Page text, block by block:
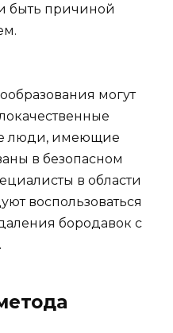
быть причиной
могут
люди, имеющие
в безопасном
в области
воспользоваться
бородавок с